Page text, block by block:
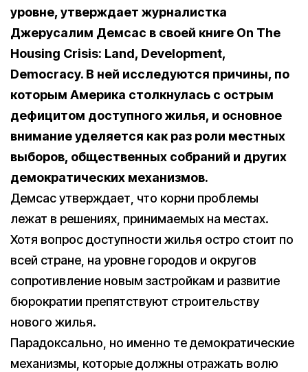
уровне, утверждает журналистка
Джерусалим Демсас в своей книге On The
Housing Crisis: Land, Development,
Democracy. В ней исследуются причины, по
которым Америка столкнулась с острым
дефицитом доступного жилья, и основное
внимание уделяется как раз роли местных
выборов, общественных собраний и других
демократических механизмов.
Демсас утверждает, что корни проблемы
лежат в решениях, принимаемых на местах.
Хотя вопрос доступности жилья остро стоит по
всей стране, на уровне городов и округов
сопротивление новым застройкам и развитие
бюрократии препятствуют строительству
нового жилья.
Парадоксально, но именно те демократические
механизмы, которые должны отражать волю